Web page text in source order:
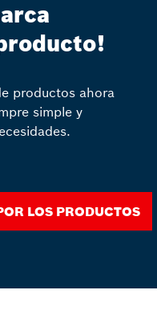
productos ahora
simple y
los productos